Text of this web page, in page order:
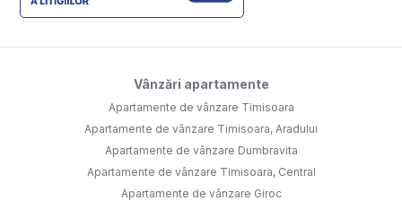
Vânzări apartamente
Apartamente de vânzare Timisoara
Apartamente de vânzare Timisoara, Aradului
Apartamente de vânzare Dumbravita
Apartamente de vânzare Timisoara, Central
Apartamente de vânzare Giroc